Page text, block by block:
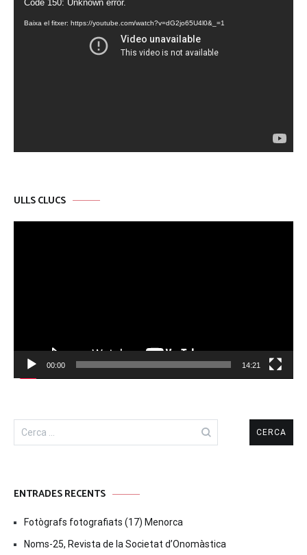
vídeo
Code 150: Unknown error.
Baixa el fitxer: https://youtube.com/watch?v=dG2jo65U4l0&_=1
ULLS CLUCS
00:00 14:21
Cerca:
ENTRADES RECENTS
Fotògrafs fotografiats (17) Menorca
Noms-25, Revista de la Societat d’Onomàstica